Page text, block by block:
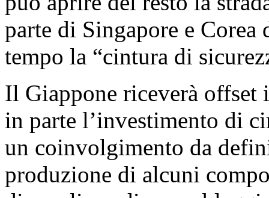
parte di Singapore e Corea
tempo la “cintura di
Il Giappone riceverà offset
in parte l’investimento di
un coinvolgimento da
produzione di alcuni